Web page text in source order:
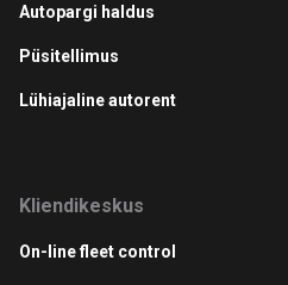
Autopargi haldus
Püsitellimus
Lühiajaline autorent
Kliendikeskus
On-line fleet control